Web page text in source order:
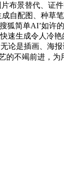
布景替代、证
自配图、种草
简单AI’如许
速生成令人冷
论是插画、海
不竭前进，为